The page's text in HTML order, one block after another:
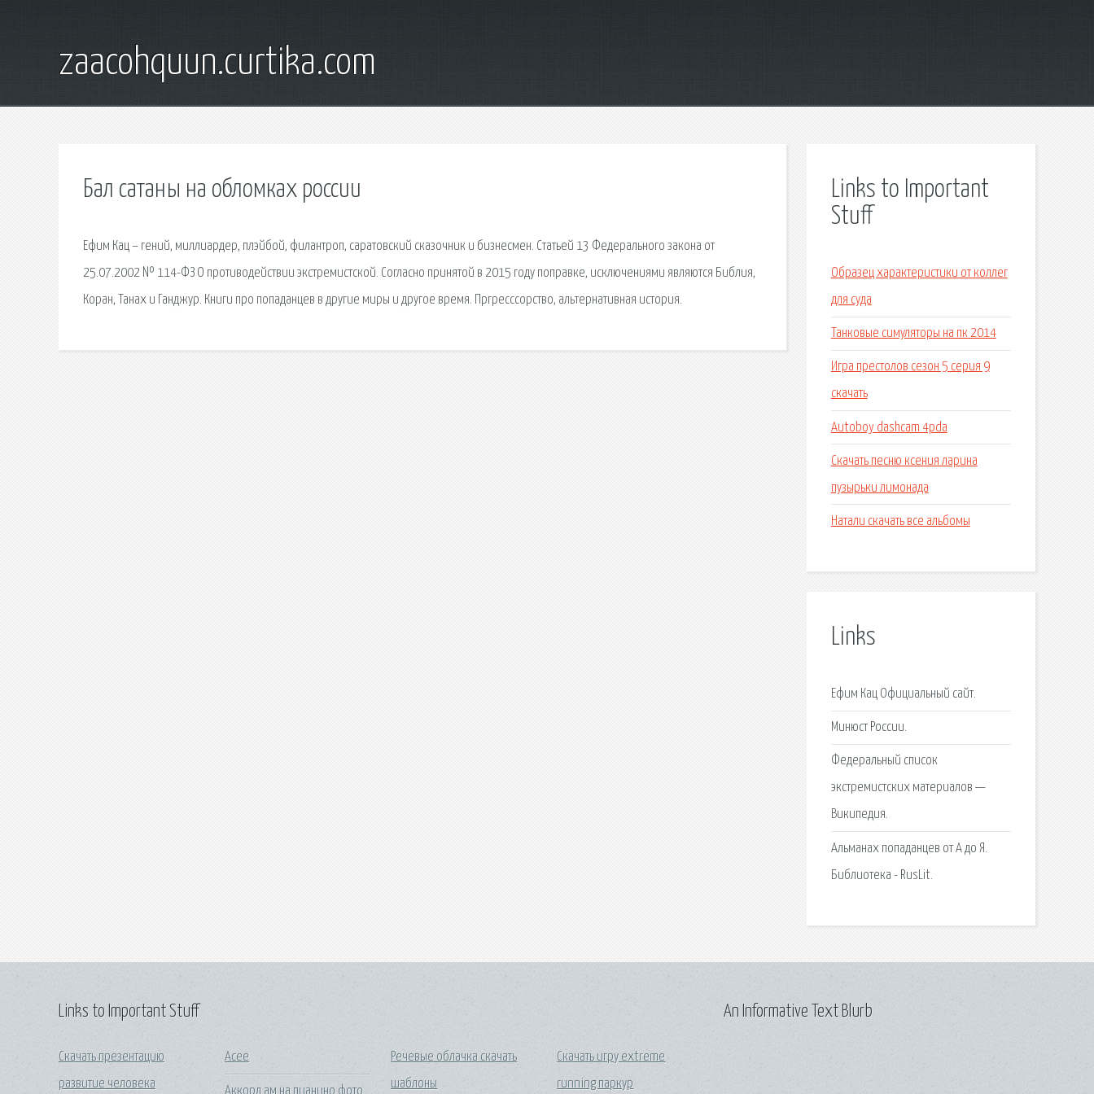
zaacohquun.curtika.com
Бал сатаны на обломках россии
Ефим Кац – гений, миллиардер, плэйбой, филантроп, саратовский сказочник и бизнесмен. Статьей 13 Федерального закона от
25.07.2002 № 114-ФЗ О противодействии экстремистской. Согласно принятой в 2015 году поправке, исключениями являются Библия,
Коран, Танах и Ганджур. Книги про попаданцев в другие миры и другое время. Пргресссорство, альтернативная история.
Links to Important
Stuff
Образец характеристики от коллег
для суда
Танковые симуляторы на пк 2014
Игра престолов сезон 5 серия 9
скачать
Autoboy dashcam 4pda
Скачать песню ксения ларина
пузырьки лимонада
Натали скачать все альбомы
Links
Ефим Кац Официальный сайт.
Минюст России.
Федеральный список
экстремистских материалов —
Википедия.
Альманах попаданцев от А до Я.
Библиотека - RusLit.
Links to Important Stuff
Скачать презентацию
развитие человека
Acee
Речевые облачка скачать
шаблоны
Скачать игру extreme
running паркур
An Informative Text Blurb